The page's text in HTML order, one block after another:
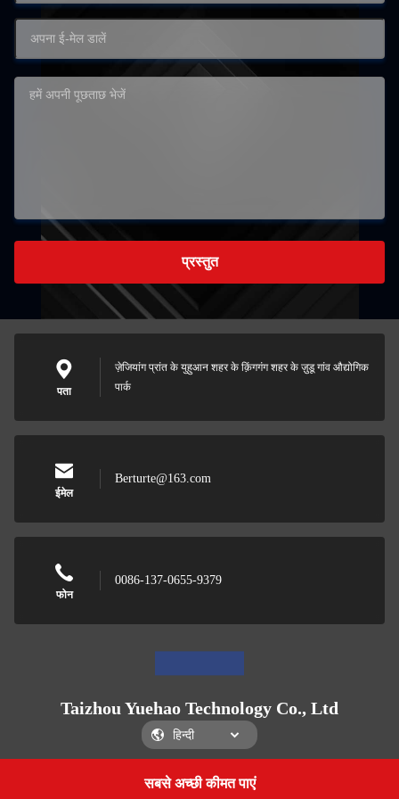
सबसे अच्छी कीमत पाएं
प्रस्तुत
पता
ज़ेजियांग प्रांत के युहुआन शहर के क़िंगगंग शहर के ज़ुडू गांव औद्योगिक
पार्क
ईमेल
Berturte@163.com
फोन
0086-137-0655-9379
Taizhou Yuehao Technology Co., Ltd
Taizhou Yuehao Technology Co., Ltd
Get a Quote